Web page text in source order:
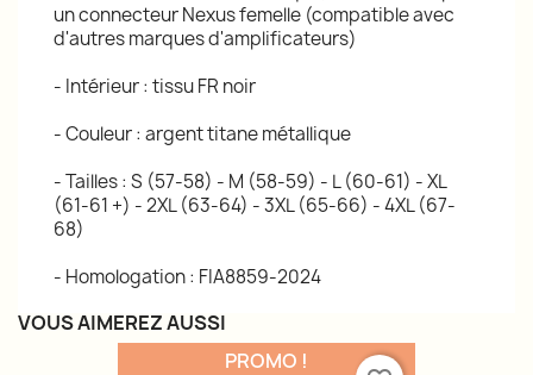
un connecteur Nexus femelle (compatible avec
d'autres marques d'amplificateurs)
- Intérieur : tissu FR noir
- Couleur : argent titane métallique
- Tailles : S (57-58) - M (58-59) - L (60-61) - XL
(61-61 +) - 2XL (63-64) - 3XL (65-66) - 4XL (67-
68)
- Homologation : FIA8859-2024
VOUS AIMEREZ AUSSI
PROMO !